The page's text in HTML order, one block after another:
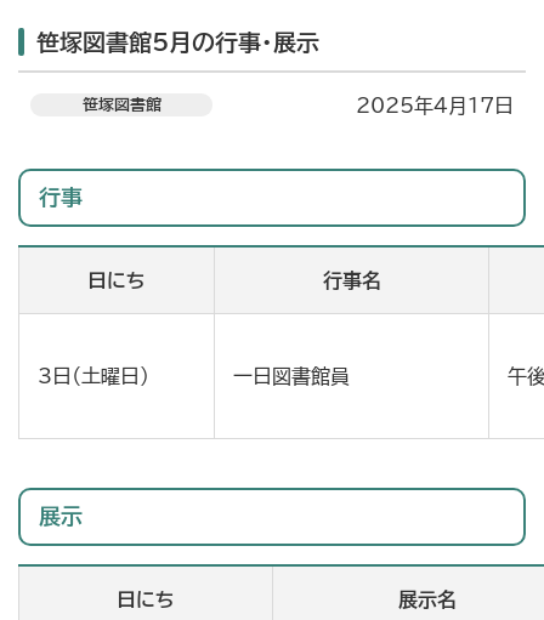
笹塚図書館5月の行事・展示
笹塚図書館 2025年4月17日
行事
日にち 行事名
3日（土曜日） 一日図書館員 午
展示
日にち 展示名